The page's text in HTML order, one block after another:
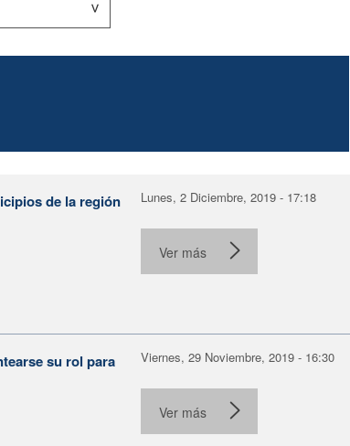
de la región Lunes, 2 Diciembre, 2019 - 17:18
Ver más
su rol para
Viernes, 29 Noviembre, 2019 - 16:30
Ver más